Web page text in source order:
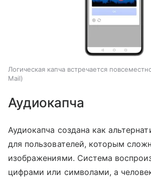
Логическая капча встречается
Mail
Аудиокапча
Аудиокапча создана как
для пользователей, которым
изображениями. Система
цифрами или символами, а